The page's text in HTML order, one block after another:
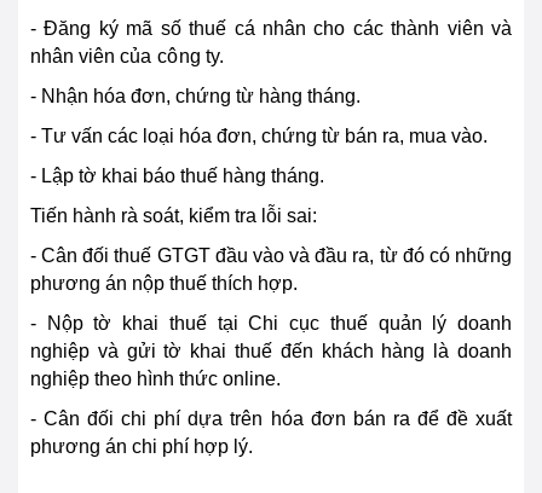
- Đăng ký mã số thuế cá nhân cho các thành viên và
nhân viên của công ty.
- Nhận hóa đơn, chứng từ hàng tháng.
- Tư vấn các loại hóa đơn, chứng từ bán ra, mua vào.
- Lập tờ khai báo thuế hàng tháng.
Tiến hành rà soát, kiểm tra lỗi sai:
- Cân đối thuế GTGT đầu vào và đầu ra, từ đó có những
phương án nộp thuế thích hợp.
- Nộp tờ khai thuế tại Chi cục thuế quản lý doanh
nghiệp và gửi tờ khai thuế đến khách hàng là doanh
nghiệp theo hình thức online.
- Cân đối chi phí dựa trên hóa đơn bán ra để đề xuất
phương án chi phí hợp lý.